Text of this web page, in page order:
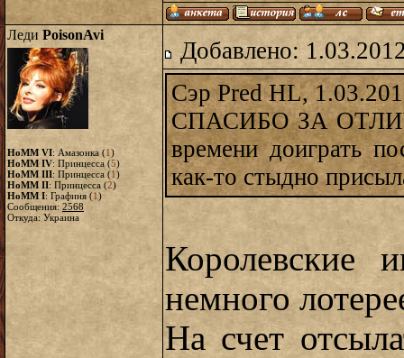
Леди PoisonAvi
HoMM VI: Амазонка (1)
HoMM IV: Принцесса (5)
HoMM III: Принцесса (1)
HoMM II: Принцесса (2)
HoMM I: Графиня (1)
Сообщения: 2568
Откуда: Украина
Добавлено:
Сэр Pred HL,
СПАСИБО ЗА
времени доиграть
как-то стыдно
Королевские
немного
На счет